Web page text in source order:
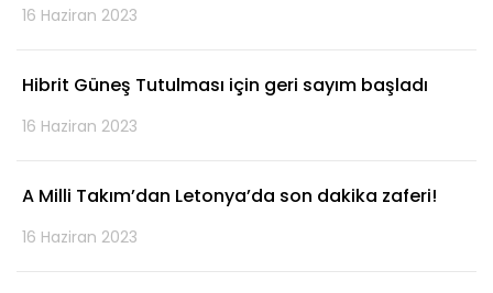
16 Haziran 2023
Hibrit Güneş Tutulması için geri sayım başladı
16 Haziran 2023
A Milli Takım’dan Letonya’da son dakika zaferi!
16 Haziran 2023